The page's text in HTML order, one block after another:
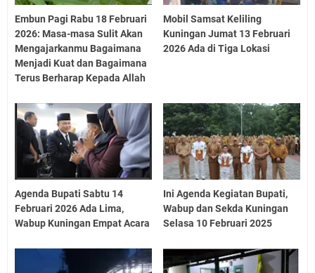
Embun Pagi Rabu 18 Februari
2026: Masa-masa Sulit Akan
Mengajarkanmu Bagaimana
Menjadi Kuat dan Bagaimana
Terus Berharap Kepada Allah
Mobil Samsat Keliling
Kuningan Jumat 13 Februari
2026 Ada di Tiga Lokasi
Agenda Bupati Sabtu 14
Februari 2026 Ada Lima,
Wabup Kuningan Empat Acara
Ini Agenda Kegiatan Bupati,
Wabup dan Sekda Kuningan
Selasa 10 Februari 2025